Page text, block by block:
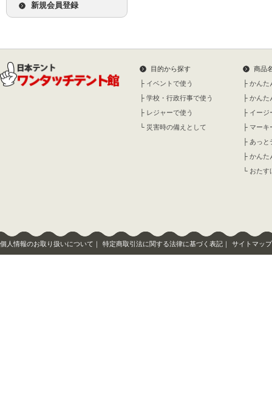
新規会員登録
目的から探す
├ イベントで使う
├ 学校・行政行事で使う
├ レジャーで使う
└ 災害時の備えとして
商品
├ かんた
├ かんた
├ イージ
├ マーキ
├ あっと
├ かんた
└ おたす
個人情報のお取り扱いについて ｜ 特定商取引法に関する法律に基づく表記 ｜ サイトマップ